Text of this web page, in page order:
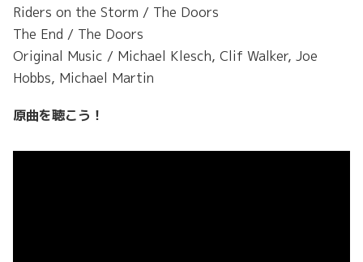
Riders on the Storm / The Doors
The End / The Doors
Original Music / Michael Klesch, Clif Walker, Joe
Hobbs, Michael Martin
原曲を聴こう！